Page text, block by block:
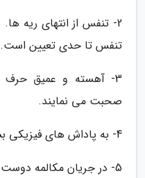
2- تنفس از انتهای ریه
تنفس تا حدی تعیین است.
3- آهسته و عمیق
صحبت می نمایند.
4- به پاداش های فیزیکی بسیار علاقه مندند.
5- در جریان مکالمه دوست دارند نزدیک فرد مقابل باشند.